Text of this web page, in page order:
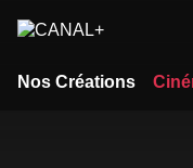
Nos Créations